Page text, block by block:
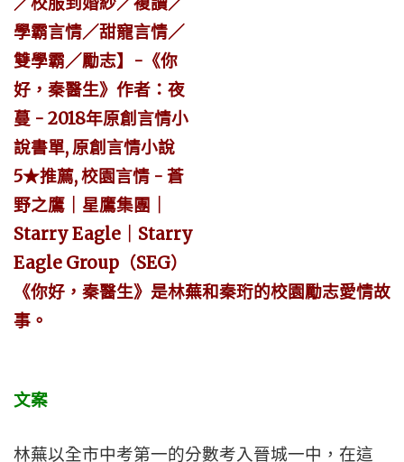
《你好，秦醫生》是林蕪和秦珩的校園勵志愛情故
事。
文案
林蕪以全市中考第一的分數考入晉城一中，在這